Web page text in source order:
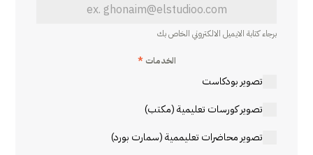
برجاء كتابة الايميل الالكتروني الخاص بك
الخدمات*
تصوير بودكاست
تصوير كورسات تعليمية (مكتب)
تصوير محاضرات تعليممية (سمارت بورد)